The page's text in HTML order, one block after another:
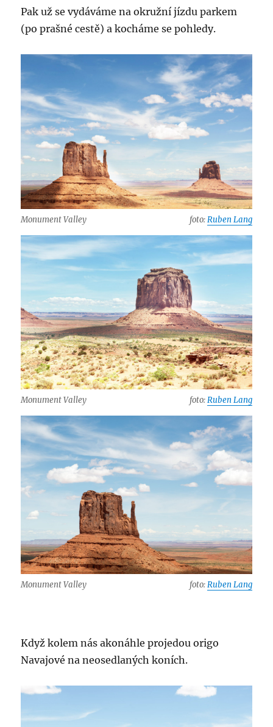
Pak už se vydáváme na okružní jízdu parkem
(po prašné cestě) a kocháme se pohledy.
Monument Valley foto:Ruben Lang
Monument Valley foto:Ruben Lang
Monument Valley foto:Ruben Lang
Když kolem nás akonáhle projedou origo
Navajové na neosedlaných koních.